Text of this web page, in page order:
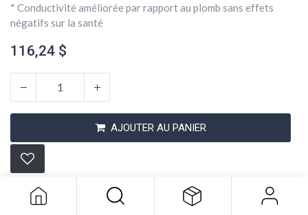
* Conductivité améliorée par rapport au plomb sans effets
négatifs sur la santé
116,24 $
AJOUTER AU PANIER
Conditions générales
Expédition : 2-3 jours ouvrables
Borde De Batterie 5 Voies